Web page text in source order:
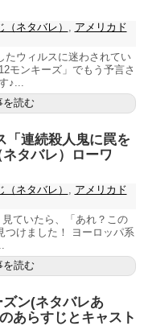
（ネタバレ） , アメリカド
たウィルスに迷わされてい
モンキーズ」でもう予言さ
♪...
を読む
「連続殺人鬼に罠を
タバレ）ローワ
（ネタバレ） , アメリカド
ていたら、「あれ？この
つけました！ ヨーロッパ系
を読む
ン(ネタバレあ
あらすじとキャスト